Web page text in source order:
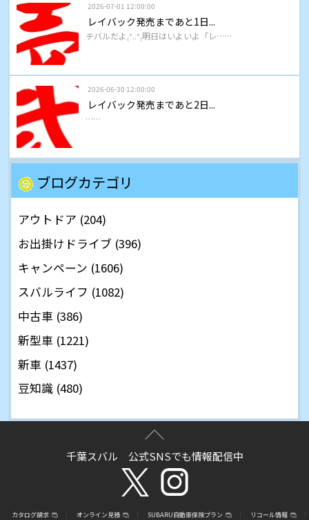
2026-07-01 12:00:00
レイバック発売まであと1日...
チバルだよ₍ᐢ..ᐢ₎明日はいよいよ「レ……
2026-06-30 12:00:00
レイバック発売まであと2日...
……
ブログカテゴリ
アウトドア (204)
お出掛けドライブ (396)
キャンペーン (1606)
スバルライフ (1082)
中古車 (386)
新型車 (1221)
新車 (1437)
豆知識 (480)
千葉スバル 公式SNSでも情報配信中
カタログ請求 オンライン見積 SUBARU自動車保険プラン リコール情報